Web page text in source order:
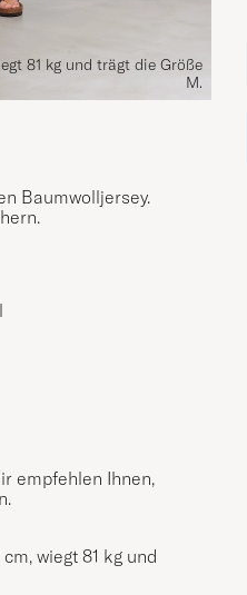
81 kg und trägt die Größe
M.
Baumwolljersey.
empfehlen Ihnen,
wiegt 81 kg und